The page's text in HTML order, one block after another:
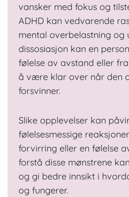
vansker med fokus og
ADHD kan vedvarende
mental overbelastning og
dissosiasjon kan en
følelse av avstand eller
å være klar over når den
forsvinner.
Slike opplevelser kan
følelsesmessige
forvirring eller en følelse
forstå disse mønstrene
og gi bedre innsikt i
og fungerer.